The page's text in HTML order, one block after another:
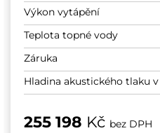
Výkon vytápění
Teplota topné vody
Záruka
Hladina akustického tlaku v
255 198 Kč bez DPH